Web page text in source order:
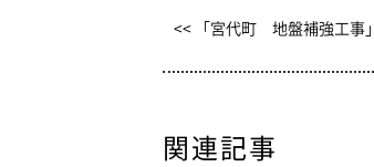
<< 「宮代町 地盤補強工事」
関連記事